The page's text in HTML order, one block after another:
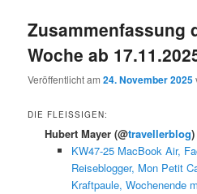
Zusammenfassung
Woche ab
Veröffentlicht am24. November 2025
DIE FLEISSIGEN:
Hubert Mayer(@travellerblog
KW47-25 MacBook Air,
Reiseblogger, Mon Petit
Kraftpaule, Wochenende